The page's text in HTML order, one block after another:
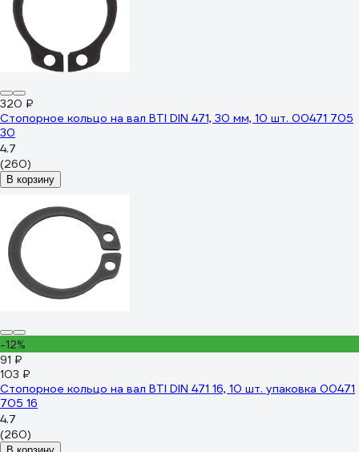
320 ₽
Стопорное кольцо на вал BTI DIN 471, 30 мм, 10 шт. 00471 705
30
4.7
(260)
В корзину
-12%
91 ₽
103 ₽
Стопорное кольцо на вал BTI DIN 471 16, 10 шт. упаковка 00471
705 16
4.7
(260)